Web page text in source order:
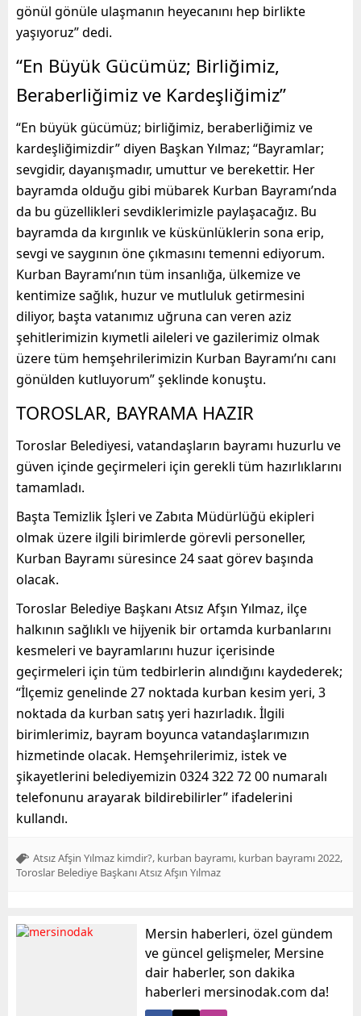
gönül gönüle ulaşmanın heyecanını hep birlikte
yaşıyoruz”dedi.
“En Büyük Gücümüz; Birliğimiz,
Beraberliğimiz ve Kardeşliğimiz”
“En büyük gücümüz; birliğimiz, beraberliğimiz ve
kardeşliğimizdir” diyen Başkan Yılmaz; “Bayramlar;
sevgidir, dayanışmadır, umuttur ve berekettir. Her
bayramda olduğu gibi mübarek Kurban Bayramı’nda
da bu güzellikleri sevdiklerimizle paylaşacağız. Bu
bayramda da kırgınlık ve küskünlüklerin sona erip,
sevgi ve saygının öne çıkmasını temenni ediyorum.
Kurban Bayramı’nın tüm insanlığa, ülkemize ve
kentimize sağlık, huzur ve mutluluk getirmesini
diliyor, başta vatanımız uğruna can veren aziz
şehitlerimizin kıymetli aileleri ve gazilerimiz olmak
üzeretüm hemşehrilerimizin Kurban Bayramı’nı canı
gönülden kutluyorum”şeklinde konuştu.
TOROSLAR, BAYRAMA HAZIR
Toroslar Belediyesi, vatandaşların bayramı huzurlu ve
güven içinde geçirmeleri için gerekli tüm hazırlıklarını
tamamladı.
Başta Temizlik İşleri ve Zabıta Müdürlüğü ekipleri
olmak üzere ilgili birimlerde görevli personeller,
Kurban Bayramı süresince 24 saat görev başında
olacak.
Toroslar Belediye Başkanı Atsız Afşın Yılmaz, ilçe
halkının sağlıklı ve hijyenik bir ortamda kurbanlarını
kesmeleri ve bayramlarını huzur içerisinde
geçirmeleri için tüm tedbirlerin alındığını kaydederek;
“İlçemiz genelinde27 noktada kurban kesim yeri, 3
noktada da kurban satış yeri hazırladık. İlgili
birimlerimiz, bayram boyunca vatandaşlarımızın
hizmetinde olacak. Hemşehrilerimiz, istek ve
şikayetlerini belediyemizin 0324322 72 00 numaralı
telefonunu arayarak bildirebilirler” ifadelerini
kullandı.
Atsız Afşin Yılmaz kimdir? kurban bayramı kurban bayramı 2022
Toroslar Belediye Başkanı Atsız Afşın Yılmaz
Mersin haberleri, özel gündem
ve güncel gelişmeler, Mersine
dair haberler, son dakika
haberleri mersinodak.com da!